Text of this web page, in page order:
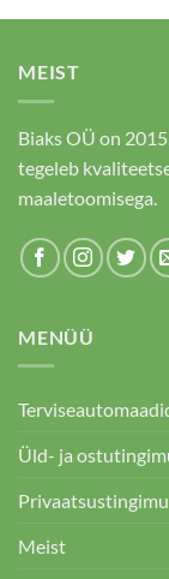
MEIST
Biaks OÜ on
tegeleb
maaletoomisega.
MENÜÜ
Üld- ja
Meist